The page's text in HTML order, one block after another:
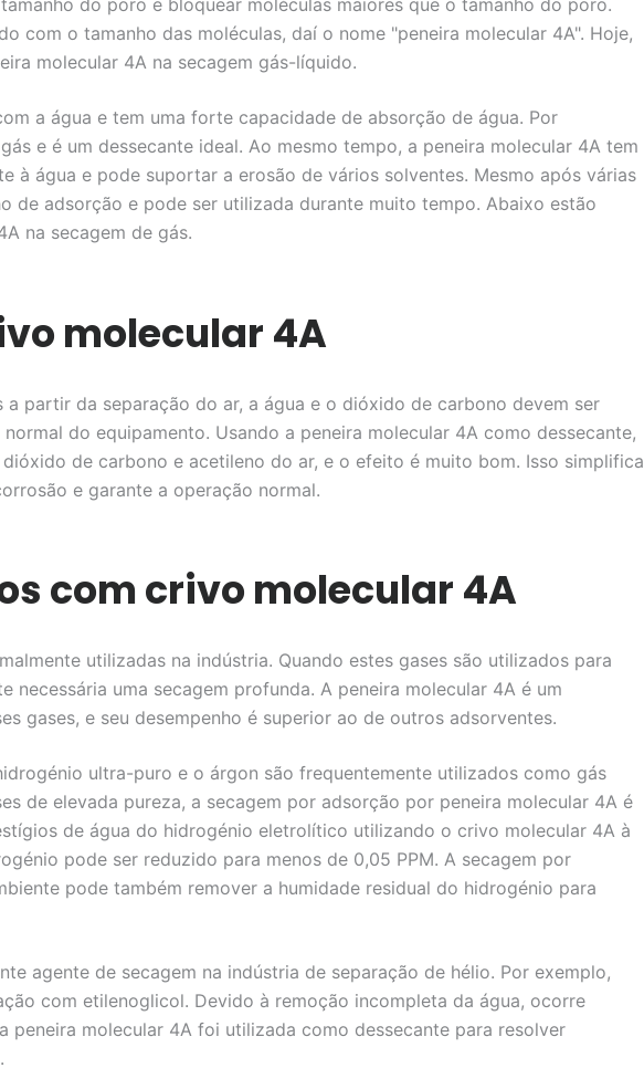
do poro e bloquear moléculas maiores que o tamanho do poro.
com o tamanho das moléculas, daí o nome "peneira molecular 4A". Hoje,
molecular 4A na secagem gás-líquido.
a água e tem uma forte capacidade de absorção de água. Por
e é um dessecante ideal. Ao mesmo tempo, a peneira molecular 4A tem
à água e pode suportar a erosão de vários solventes. Mesmo após várias
de adsorção e pode ser utilizada durante muito tempo. Abaixo estão
na secagem de gás.
molecular 4A
partir da separação do ar, a água e o dióxido de carbono devem ser
do equipamento. Usando a peneira molecular 4A como dessecante,
de carbono e acetileno do ar, e o efeito é muito bom. Isso simplifica
e garante a operação normal.
com crivo molecular 4A
utilizadas na indústria. Quando estes gases são utilizados para
necessária uma secagem profunda. A peneira molecular 4A é um
gases, e seu desempenho é superior ao de outros adsorventes.
ultra-puro e o árgon são frequentemente utilizados como gás
de elevada pureza, a secagem por adsorção por peneira molecular 4A é
de água do hidrogénio eletrolítico utilizando o crivo molecular 4A à
pode ser reduzido para menos de 0,05 PPM. A secagem por
pode também remover a humidade residual do hidrogénio para
agente de secagem na indústria de separação de hélio. Por exemplo,
com etilenoglicol. Devido à remoção incompleta da água, ocorre
peneira molecular 4A foi utilizada como dessecante para resolver